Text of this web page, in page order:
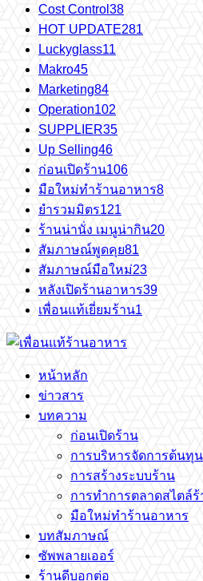
Cost Control 38
HOT UPDATE281
Luckyglass11
Makro45
Marketing84
Operation102
SUPPLIER35
Up Selling46
ก่อนเปิดร้าน106
มือใหม่ทำร้านอาหาร8
ยำรวมมิตร121
ร้านน่านั่ง เมนูน่ากิน20
สัมภาษณ์พูดคุย81
สัมภาษณ์มือใหม่23
หลังเปิดร้านอาหาร39
เพื่อนแท้เยี่ยมร้าน1
หน้าหลัก
ข่าวสาร
บทความ
ก่อนเปิดร้าน
การบริหารจัดการต้นทุน
การสร้างระบบร้าน
การทำการตลาดสไตล์
มือใหม่ทำร้านอาหาร
บทสัมภาษณ์
ซัพพลายเออร์
ร้านดีบอกต่อ